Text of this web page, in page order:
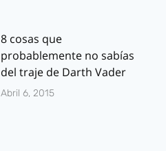
8 cosas que
probablemente no sabías
del traje de Darth Vader
Abril 6, 2015